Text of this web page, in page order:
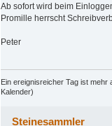
Ab sofort wird beim
Promille herrscht
Peter
Ein ereignisreicher Tag ist
Kalender)
Steinesammler